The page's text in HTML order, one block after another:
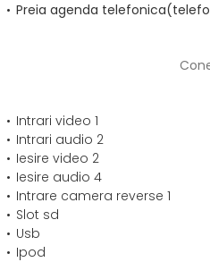
Preia agenda
Intrari video 1
Intrari audio 2
Iesire video 2
Iesire audio 4
Intrare camera reverse 1
Slot sd
Usb
Ipod